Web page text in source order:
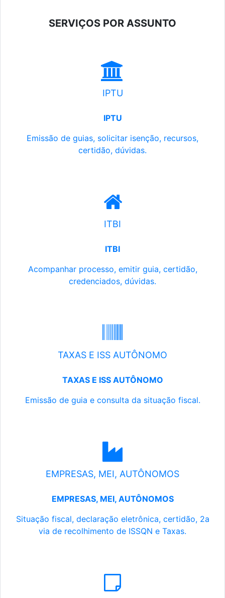
SERVIÇOS POR ASSUNTO
IPTU
IPTU
Emissão de guias, solicitar isenção, recursos,
certidão, dúvidas.
ITBI
ITBI
Acompanhar processo, emitir guia, certidão,
credenciados, dúvidas.
TAXAS E ISS AUTÔNOMO
TAXAS E ISS AUTÔNOMO
Emissão de guia e consulta da situação fiscal.
EMPRESAS, MEI, AUTÔNOMOS
EMPRESAS, MEI, AUTÔNOMOS
Situação fiscal, declaração eletrônica, certidão, 2a
via de recolhimento de ISSQN e Taxas.